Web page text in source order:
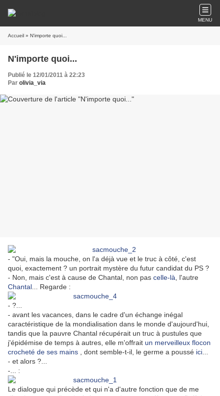
MENU
Accueil » N'importe quoi...
N'importe quoi...
Publié le 12/01/2011 à 22:23
Par olivia_via
- "Oui, mais la mouche, on l'a déjà vue et le truc à côté, c'est
quoi, exactement ? un portrait mystère du futur candidat du PS ?
- Non, mais c'est à cause de Chantal, non pas celle-là , l'autre
Chantal ... Regarde :
- ?...
- avant les vacances, dans le cadre d'un échange inégal
caractéristique de la mondialisation dans le monde d'aujourd'hui,
tandis que la pauvre Chantal récupérait un truc à pustules que
j'épidémise de temps à autres, elle m'offrait un merveilleux flocon
crocheté de ses mains , dont semble-t-il, le germe a poussé ici
- et alors ?...
-... :
Le dialogue qui précède et qui n'a d'autre fonction que de me